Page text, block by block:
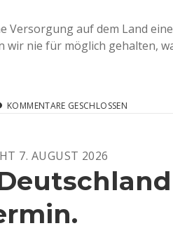
Versorgung auf dem Land
wir nie für möglich gehalten,
KOMMENTARE GESCHLOSSEN
7. AUGUST 2026